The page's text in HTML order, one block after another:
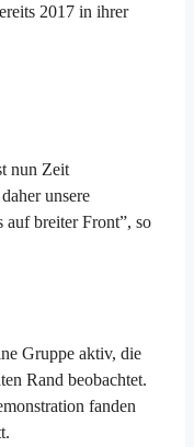
2017 in ihrer
nun Zeit
unsere
auf breiter Front”, so
Gruppe aktiv, die
Rand beobachtet.
fanden